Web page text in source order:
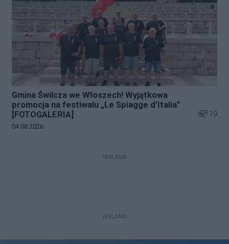
Gmina Świlcza we Włoszech! Wyjątkowa
promocja na festiwalu „Le Spiagge d’Italia”
[FOTOGALERIA]
Liczba
19
Data dodania galerii:
04.08.2026
REKLAMA
REKLAMA